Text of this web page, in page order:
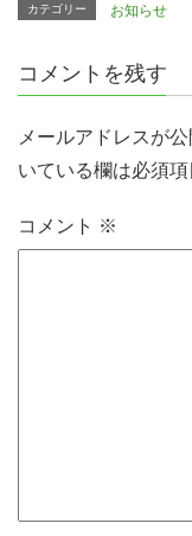
カテゴリー お知らせ
コメントを残す
メールアドレスが
いている欄は必須
コメント ※